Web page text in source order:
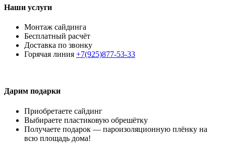
Наши услуги
Монтаж сайдинга
Бесплатный расчёт
Доставка по звонку
Горячая линия +7(925)877-53-33
Дарим подарки
Приобретаете сайдинг
Выбираете пластиковую обрешётку
Получаете подарок — пароизоляционную плёнку на
всю площадь дома!